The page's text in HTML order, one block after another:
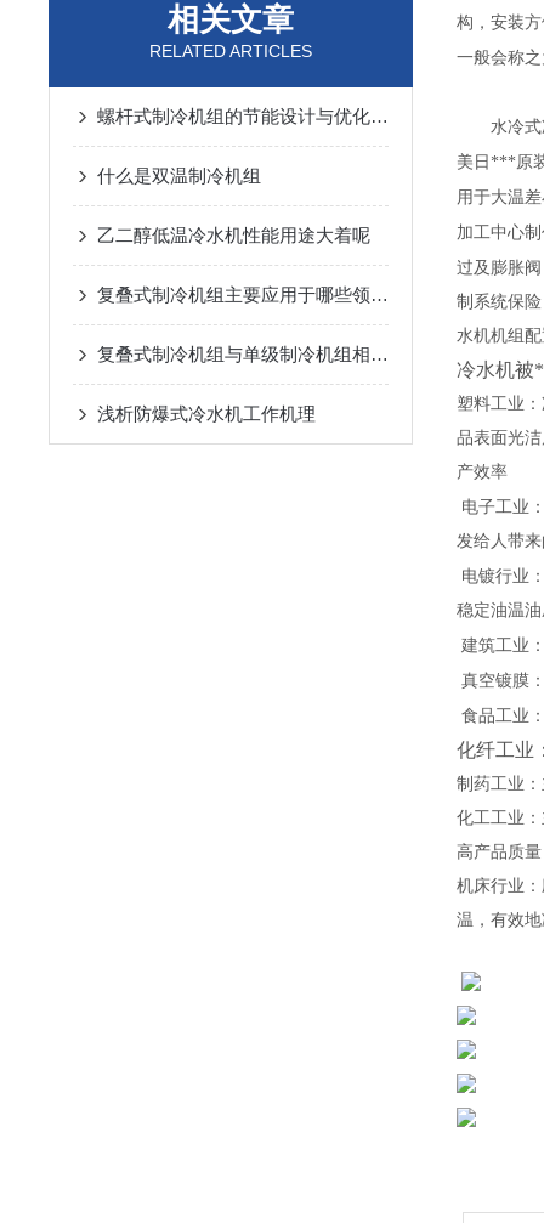
相关文章
RELATED ARTICLES
螺杆式制冷机组的节能设计与优化策略
什么是双温制冷机组
乙二醇低温冷水机性能用途大着呢
复叠式制冷机组主要应用于哪些领域？
复叠式制冷机组与单级制冷机组相比有哪些优势？
浅析​防爆式冷水机工作机理
构，安装
一般会称
水冷式冷
美日***原
用于大温
加工中心
过及膨胀
制系统保
水机机组
冷水机被
塑料工业
品表面光
产效率
电子工业
发给人带
电镀行业
稳定油温
建筑工业
真空镀膜
食品工业
化纤工业
制药工业：
化工工业：
高产品质量
机床行业：
温，有效